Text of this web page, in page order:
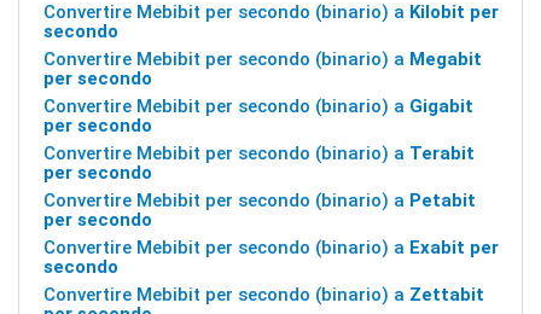
Convertire Mebibit per secondo (binario) a Kilobit per
secondo
Convertire Mebibit per secondo (binario) a Megabit
per secondo
Convertire Mebibit per secondo (binario) a Gigabit
per secondo
Convertire Mebibit per secondo (binario) a Terabit
per secondo
Convertire Mebibit per secondo (binario) a Petabit
per secondo
Convertire Mebibit per secondo (binario) a Exabit per
secondo
Convertire Mebibit per secondo (binario) a Zettabit